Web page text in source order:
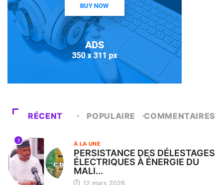
RÉCENT POPULAIRE COMMENTAIRES
1 À LA UNE
PERSISTANCE DES DÉLESTAGES
ÉLECTRIQUES À ÉNERGIE DU
MALI...
12 mars 2026